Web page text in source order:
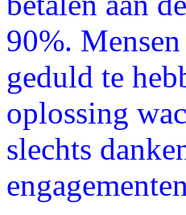
90%.
geduld te
oplossing
slechts